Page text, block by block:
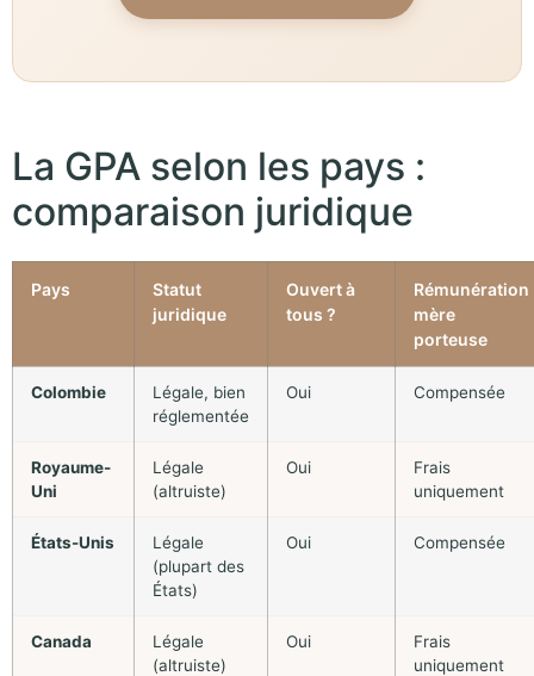
La GPA selon les pays :
comparaison juridique
Pays
Statut
juridique
Ouvert à
tous ?
Rémunération
mère
porteuse
Colombie
Légale, bien
réglementée
Oui Compensée
Royaume-
Uni
Légale
(altruiste)
Oui
Frais
uniquement
États-Unis
Légale
(plupart des
États)
Oui Compensée
Canada
Légale
(altruiste)
Oui
Frais
uniquement